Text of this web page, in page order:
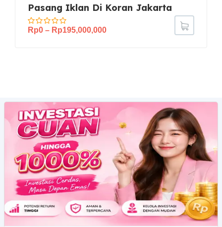
Pasang Iklan Di Koran Jakarta
Rp0 – Rp195,000,000